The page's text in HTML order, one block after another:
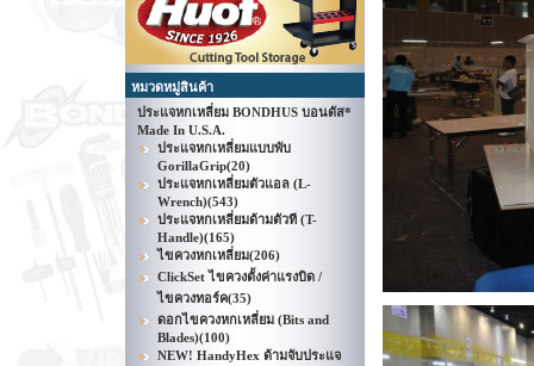
หมวดหมู่สินค้า
ประแจหกเหลี่ยม BONDHUS บอนดัส*
Made In U.S.A.
ประแจหกเหลี่ยมแบบพับ
GorillaGrip(20)
ประแจหกเหลี่ยมตัวแอล (L-
Wrench)(543)
ประแจหกเหลี่ยมด้ามตัวที (T-
Handle)(165)
ไขควงหกเหลี่ยม(206)
ClickSet ไขควงตั้งค่าแรงบิด /
ไขควงทอร์ค(35)
ดอกไขควงหกเหลี่ยม (Bits and
Blades)(100)
NEW! HandyHex ด้ามจับประแจ